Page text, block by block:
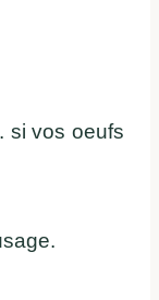
si vos oeufs